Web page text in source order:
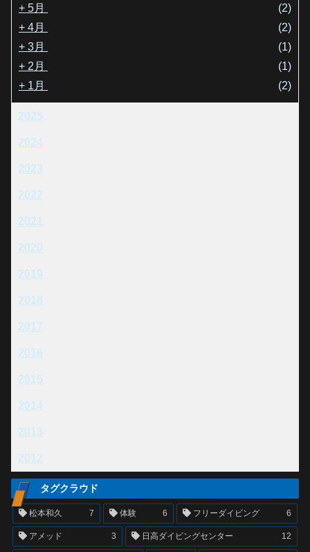
+ 5月
(2)
+ 4月
(2)
+ 3月
(1)
+ 2月
(1)
+ 1月 (2)
2025
2024
2023
2022
2021
2020
2019
2018
2017
2016
2015
2014
2013
2012
タグクラウド
松本和久 7 体験 6 フリーダイビング 6
アメッド 3 日高ダイビングセンター 12